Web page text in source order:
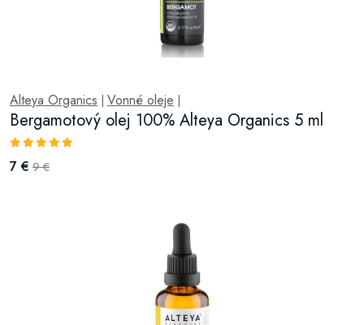
Alteya Organics Vonné oleje
Bergamotový olej 100% Alteya Organics 5 ml
7 € 9 €